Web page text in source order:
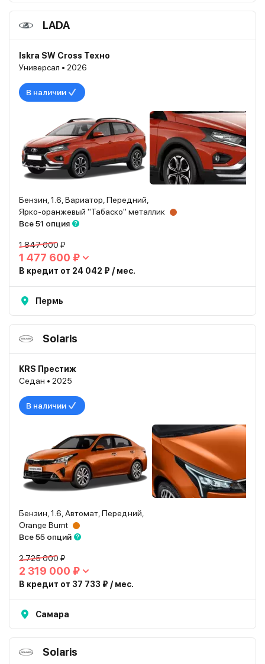
LADA
Iskra SW Cross Техно
Универсал • 2026
В наличии
Бензин, 1.6, Вариатор, Передний,
Ярко-оранжевый "Табаско" металлик
Все 51 опция
1 847 000 ₽
1 477 600 ₽
В кредит от 24 042 ₽ / мес.
Пермь
Solaris
KRS Престиж
Седан • 2025
В наличии
Бензин, 1.6, Автомат, Передний,
Orange Burnt
Все 55 опций
2 725 000 ₽
2 319 000 ₽
В кредит от 37 733 ₽ / мес.
Самара
Solaris